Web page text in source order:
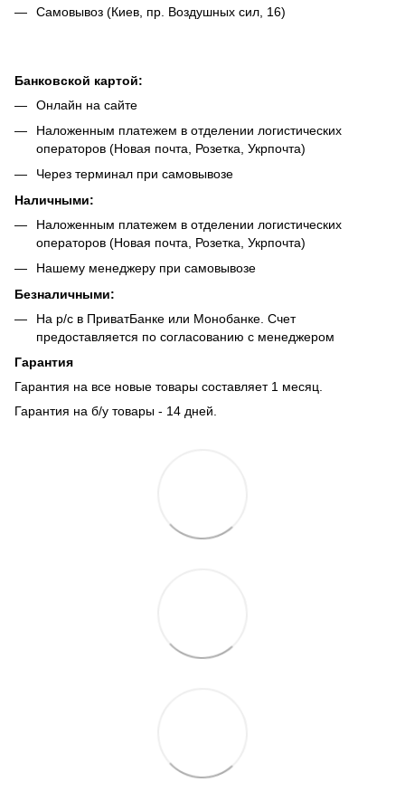
Самовывоз (Киев, пр. Воздушных сил, 16)
Банковской картой:
Онлайн на сайте
Наложенным платежем в отделении логистических
операторов (Новая почта, Розетка, Укрпочта)
Через терминал при самовывозе
Наличными:
Наложенным платежем в отделении логистических
операторов (Новая почта, Розетка, Укрпочта)
Нашему менеджеру при самовывозе
Безналичными:
На р/с в ПриватБанке или Монобанке. Счет
предоставляется по согласованию с менеджером
Гарантия
Гарантия на все новые товары составляет 1 месяц.
Гарантия на б/у товары - 14 дней.